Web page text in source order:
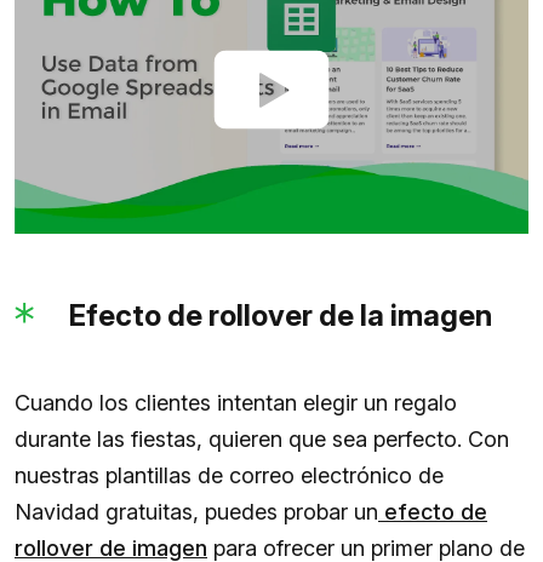
Efecto de rollover de la imagen
Cuando los clientes intentan elegir un regalo
durante las fiestas, quieren que sea perfecto. Con
nuestras plantillas de correo electrónico de
Navidad gratuitas, puedes probar un efecto de
rollover de imagen para ofrecer un primer plano de